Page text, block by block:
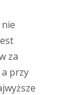
za
przy